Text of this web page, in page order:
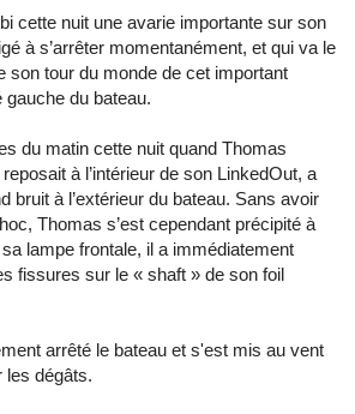
cette nuit une avarie importante sur son
à s’arrêter momentanément, et qui va le
son tour du monde de cet important
du bateau.
du matin cette nuit quand Thomas
à l’intérieur de son LinkedOut, a
bruit à l’extérieur du bateau. Sans avoir
Thomas s’est cependant précipité à
sa lampe frontale, il a immédiatement
fissures sur le « shaft » de son foil
arrêté le bateau et s'est mis au vent
les dégâts.